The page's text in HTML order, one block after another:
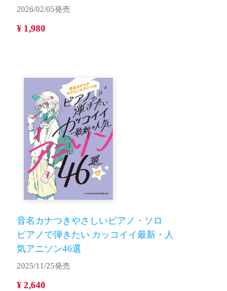
2026/02/05発売
¥ 1,980
音名カナつきやさしいピアノ・ソロ
ピアノで弾きたい カッコイイ最新・人
気アニソン46選
2025/11/25発売
¥ 2,640